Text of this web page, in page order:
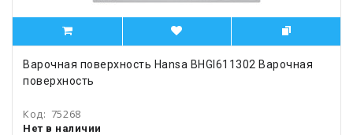
Варочная поверхность Hansa BHGI611302 Варочная
поверхность
Код: 75268
Нет в наличии